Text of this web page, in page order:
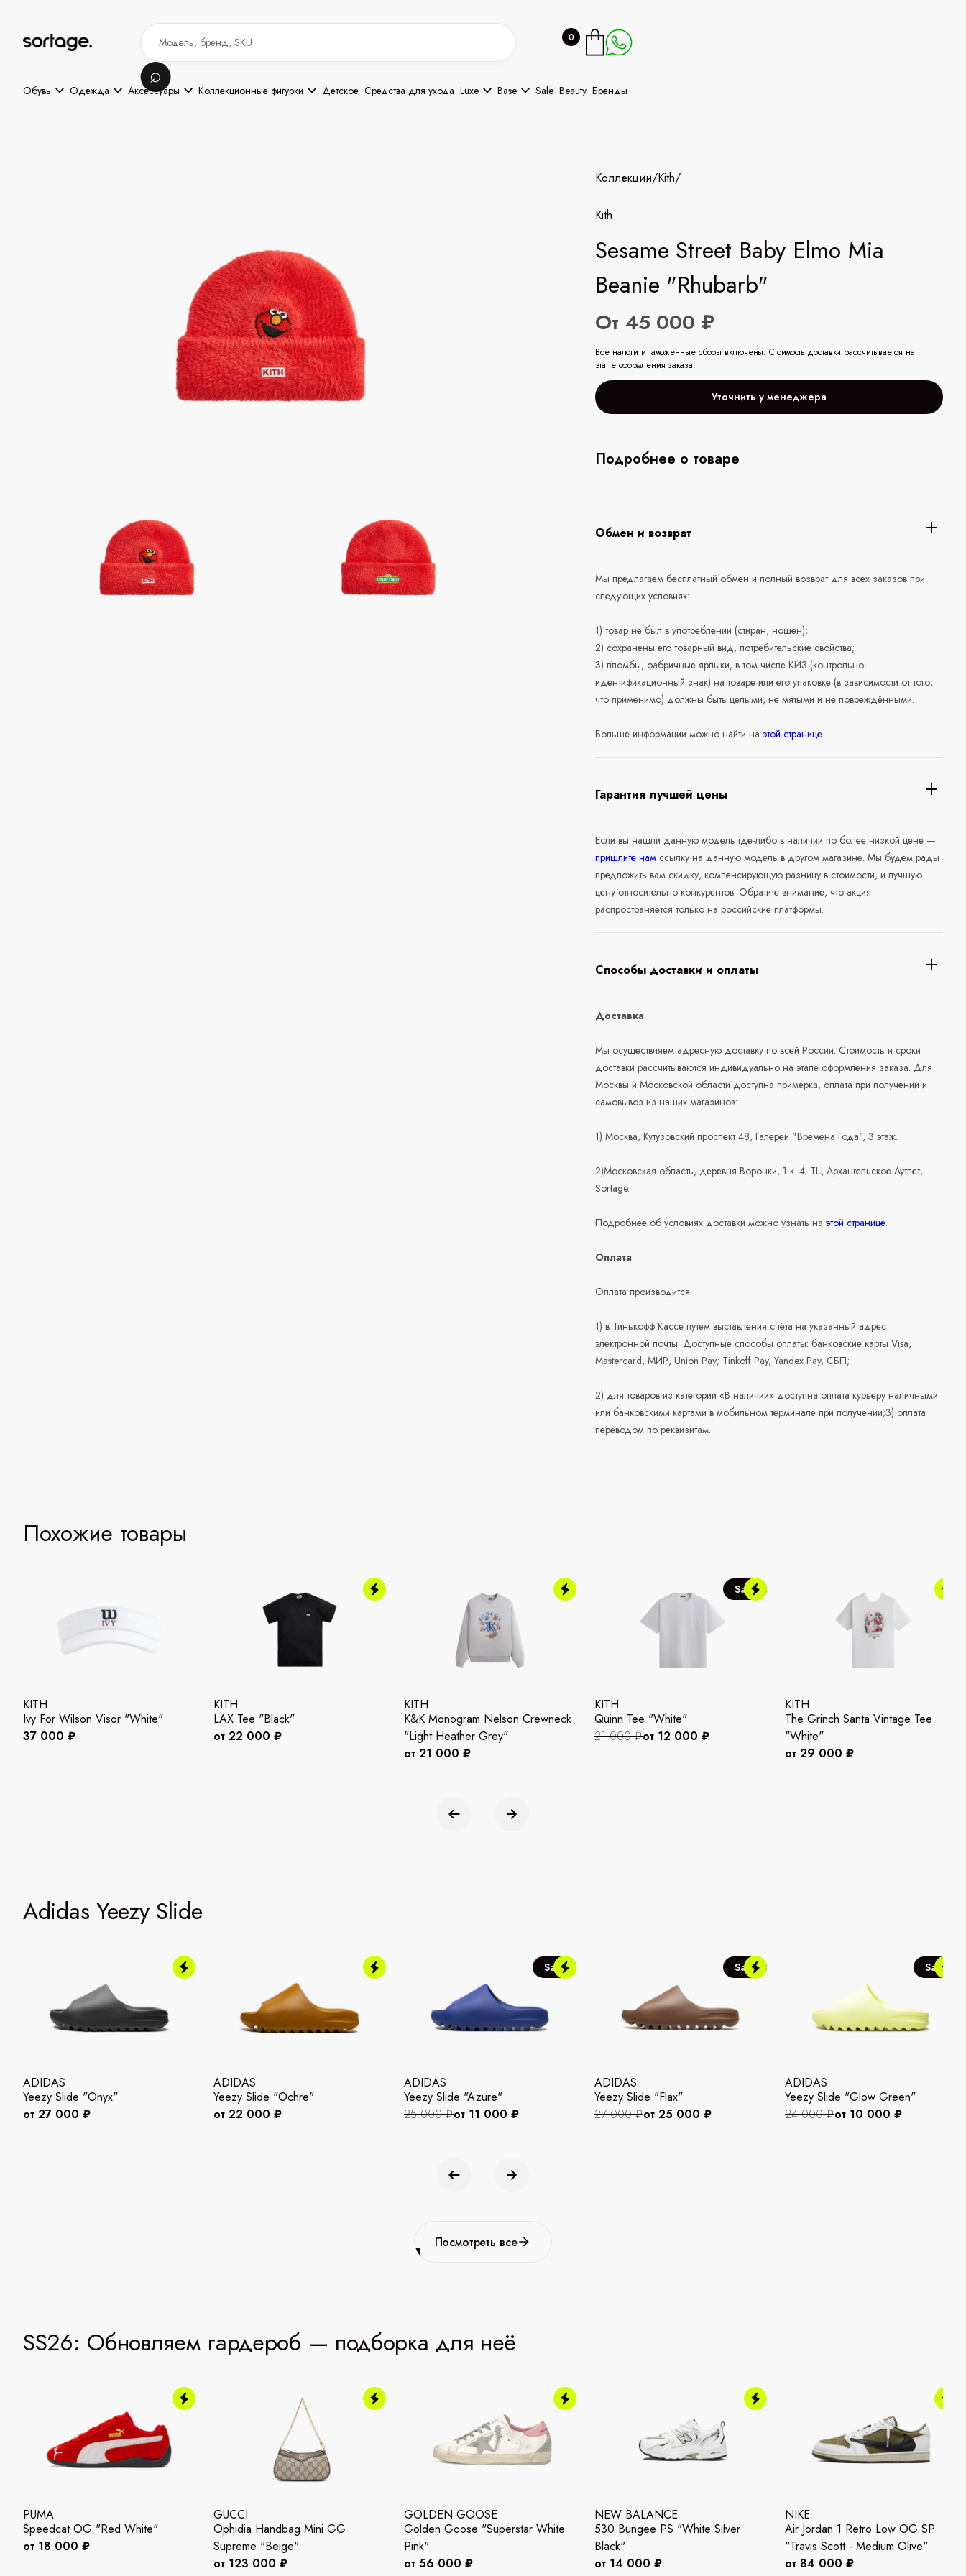
0
Обувь Одежда Аксессуары Коллекционные фигурки Детское Средства для ухода Luxe Base Sale Beauty Бренды
Коллекции/Kith/
Kith
Sesame Street Baby Elmo Mia
Beanie "Rhubarb"
От 45 000 ₽
Все налоги и таможенные сборы включены. Стоимость доставки рассчитывается на
этапе оформления заказа.
Уточнить у менеджера
Подробнее о товаре
Обмен и возврат
Мы предлагаем бесплатный обмен и полный возврат для всех заказов при
следующих условиях:
1) товар не был в употреблении (стиран, ношен);
2) сохранены его товарный вид, потребительские свойства;
3) пломбы, фабричные ярлыки, в том числе КИЗ (контрольно-
идентификационный знак) на товаре или его упаковке (в зависимости от того,
что применимо) должны быть целыми, не мятыми и не повреждёнными.
Больше информации можно найти наэтой странице.
Гарантия лучшей цены
Если вы нашли данную модель где-либо в наличии по более низкой цене —
пришлите нам ссылку на данную модель в другом магазине. Мы будем рады
предложить вам скидку, компенсирующую разницу в стоимости, и лучшую
цену относительно конкурентов. Обратите внимание, что акция
распространяется только на российские платформы.
Способы доставки и оплаты
Доставка
Мы осуществляем адресную доставку по всей России. Стоимость и сроки
доставки рассчитываются индивидуально на этапе оформления заказа. Для
Москвы и Московской области доступна примерка, оплата при получении и
самовывоз из наших магазинов:
1) Москва, Кутузовский проспект 48, Галереи "Времена Года", 3 этаж.
2)Московская область, деревня Воронки, 1 к. 4. ТЦ Архангельское Аутлет,
Sortage.
Подробнее об условиях доставки можно узнать наэтой странице.
Оплата
Оплата производится:
1) в Тинькофф Кассе путем выставления счёта на указанный адрес
электронной почты. Доступные способы оплаты: банковские карты Visa,
Mastercard, МИР, Union Pay; Tinkoff Pay, Yandex Pay, СБП;
2) для товаров из категории «В наличии» доступна оплата курьеру наличными
или банковскими картами в мобильном терминале при получении;3) оплата
переводом по реквизитам.
Похожие товары
KITH
Ivy For Wilson Visor "White"
37 000 ₽
KITH
LAX Tee "Black"
от 22 000 ₽
KITH
K&K Monogram Nelson Crewneck
"Light Heather Grey"
от 21 000 ₽
Sale
KITH
Quinn Tee "White"
21 000 ₽от 12 000 ₽
KITH
The Grinch Santa Vintage Tee
"White"
от 29 000 ₽
Adidas Yeezy Slide
ADIDAS
Yeezy Slide "Onyx"
от 27 000 ₽
ADIDAS
Yeezy Slide "Ochre"
от 22 000 ₽
Sale
ADIDAS
Yeezy Slide "Azure"
25 000 ₽от 11 000 ₽
Sale
ADIDAS
Yeezy Slide "Flax"
27 000 ₽от 25 000 ₽
Sale
ADIDAS
Yeezy Slide "Glow Green"
24 000 ₽от 10 000 ₽
Посмотреть все
SS26: Обновляем гардероб — подборка для неё
PUMA
Speedcat OG "Red White"
от 18 000 ₽
GUCCI
Ophidia Handbag Mini GG
Supreme "Beige"
от 123 000 ₽
GOLDEN GOOSE
Golden Goose "Superstar White
Pink"
от 56 000 ₽
NEW BALANCE
530 Bungee PS "White Silver
Black"
от 14 000 ₽
NIKE
Air Jordan 1 Retro Low OG SP
"Travis Scott - Medium Olive"
от 84 000 ₽